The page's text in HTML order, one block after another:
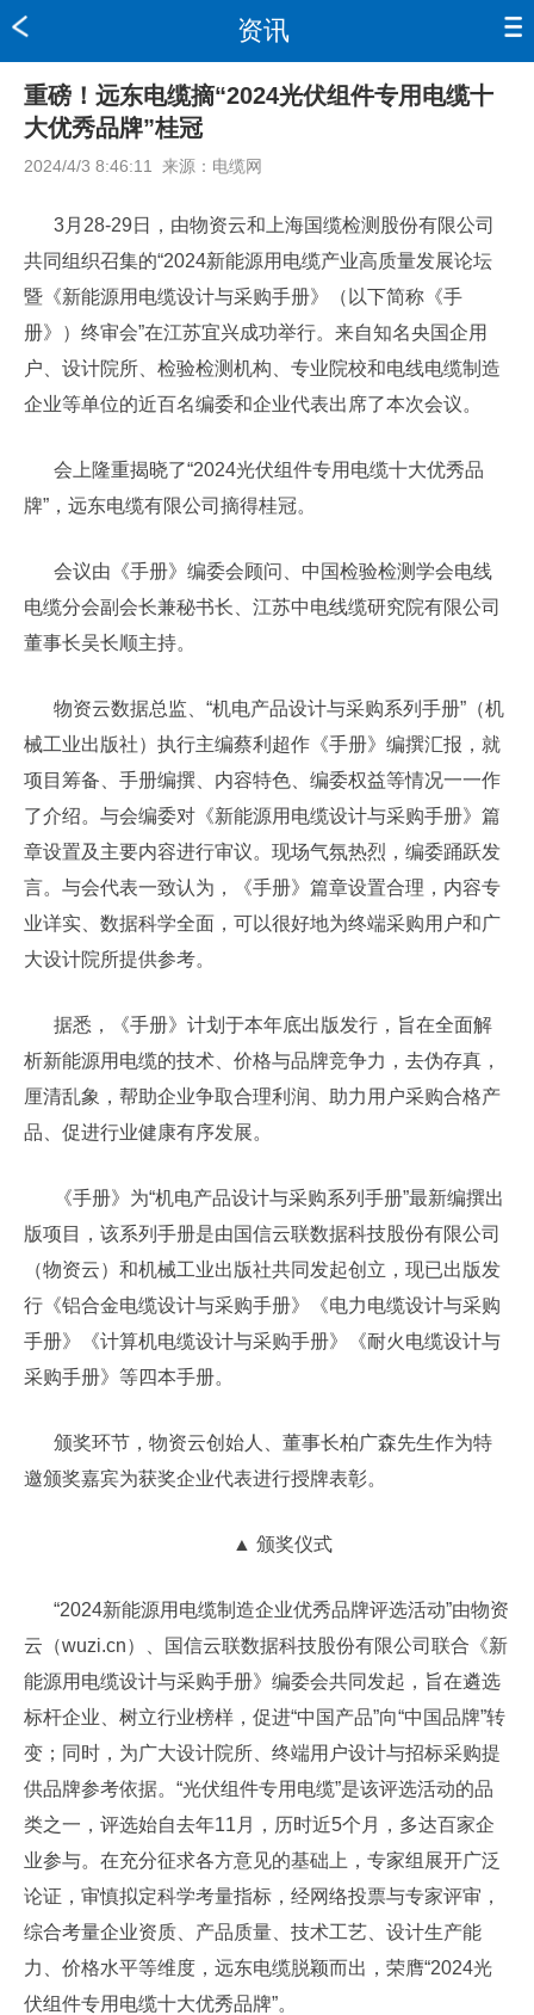
资讯
重磅！远东电缆摘“2024光伏组件专用电缆十
大优秀品牌”桂冠
2024/4/3 8:46:11 来源： 电缆网
3月28-29日，由物资云和上海国缆检测股份有限公司
共同组织召集的“2024新能源用电缆产业高质量发展论坛
暨《新能源用电缆设计与采购手册》（以下简称《手
册》）终审会”在江苏宜兴成功举行。来自知名央国企用
户、设计院所、检验检测机构、专业院校和电线电缆制造
企业等单位的近百名编委和企业代表出席了本次会议。
会上隆重揭晓了“2024光伏组件专用电缆十大优秀品
牌”，远东电缆有限公司摘得桂冠。
会议由《手册》编委会顾问、中国检验检测学会电线
电缆分会副会长兼秘书长、江苏中电线缆研究院有限公司
董事长吴长顺主持。
物资云数据总监、“机电产品设计与采购系列手册”（机
械工业出版社）执行主编蔡利超作《手册》编撰汇报，就
项目筹备、手册编撰、内容特色、编委权益等情况一一作
了介绍。与会编委对《新能源用电缆设计与采购手册》篇
章设置及主要内容进行审议。现场气氛热烈，编委踊跃发
言。与会代表一致认为，《手册》篇章设置合理，内容专
业详实、数据科学全面，可以很好地为终端采购用户和广
大设计院所提供参考。
据悉，《手册》计划于本年底出版发行，旨在全面解
析新能源用电缆的技术、价格与品牌竞争力，去伪存真，
厘清乱象，帮助企业争取合理利润、助力用户采购合格产
品、促进行业健康有序发展。
《手册》为“机电产品设计与采购系列手册”最新编撰出
版项目，该系列手册是由国信云联数据科技股份有限公司
（物资云）和机械工业出版社共同发起创立，现已出版发
行《铝合金电缆设计与采购手册》《电力电缆设计与采购
手册》《计算机电缆设计与采购手册》《耐火电缆设计与
采购手册》等四本手册。
颁奖环节，物资云创始人、董事长柏广森先生作为特
邀颁奖嘉宾为获奖企业代表进行授牌表彰。
▲ 颁奖仪式
“2024新能源用电缆制造企业优秀品牌评选活动”由物资
云（wuzi.cn）、国信云联数据科技股份有限公司联合《新
能源用电缆设计与采购手册》编委会共同发起，旨在遴选
标杆企业、树立行业榜样，促进“中国产品”向“中国品牌”转
变；同时，为广大设计院所、终端用户设计与招标采购提
供品牌参考依据。“光伏组件专用电缆”是该评选活动的品
类之一，评选始自去年11月，历时近5个月，多达百家企
业参与。在充分征求各方意见的基础上，专家组展开广泛
论证，审慎拟定科学考量指标，经网络投票与专家评审，
综合考量企业资质、产品质量、技术工艺、设计生产能
力、价格水平等维度，远东电缆脱颖而出，荣膺“2024光
伏组件专用电缆十大优秀品牌”。